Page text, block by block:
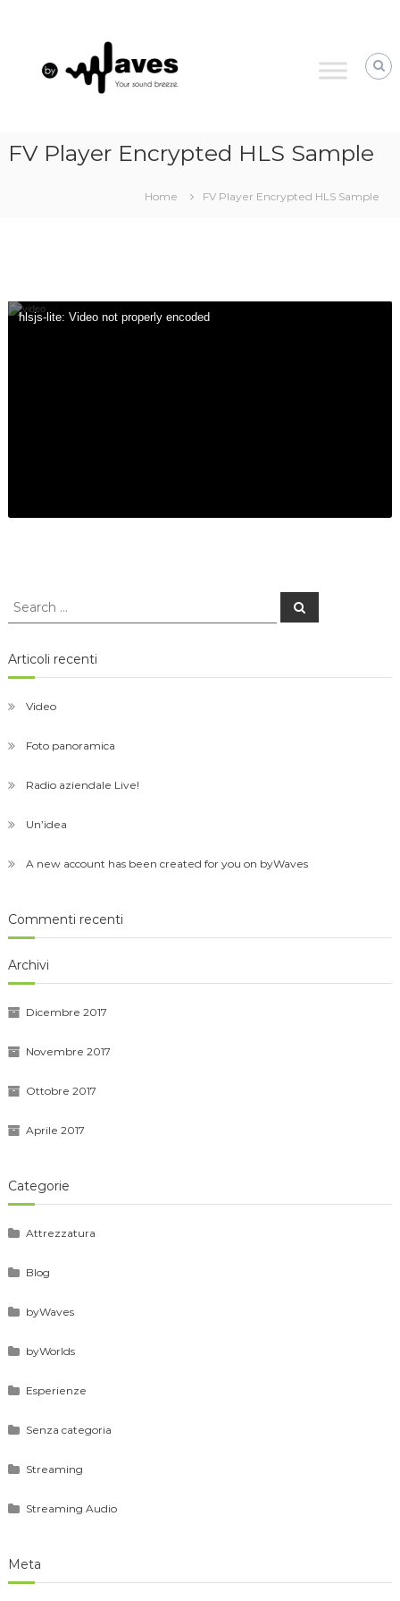
breeze
FV Player Encrypted HLS Sample
Home FV Player Encrypted HLS Sample
hlsjs-lite: Video not properly encoded
Link Embed
Search
Search
Articoli recenti
Video
Foto panoramica
Radio aziendale Live!
Un’idea
A new account has been created for you on byWaves
Commenti recenti
Archivi
Dicembre 2017
Novembre 2017
Ottobre 2017
Aprile 2017
Categorie
Attrezzatura
Blog
byWaves
byWorlds
Esperienze
Senza categoria
Streaming
Streaming Audio
Meta